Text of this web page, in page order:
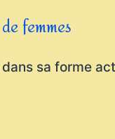
femmes
sa forme